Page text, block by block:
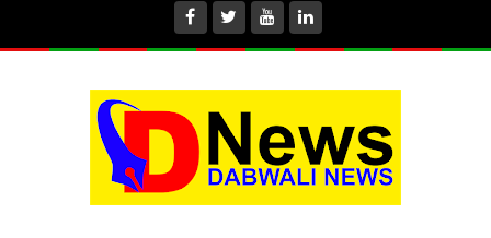
HOME
ABOUT US
INSTAGRAM